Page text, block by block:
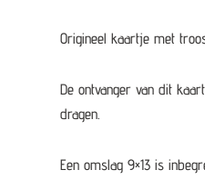
Origineel kaartje met
De ontvanger van dit
dragen.
Een omslag 9×13 is